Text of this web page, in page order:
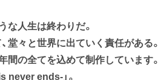
な人生は終わりだ。
堂々と世界に出ていく責任がある。
間の全てを込めて制作しています。
never ends-」。